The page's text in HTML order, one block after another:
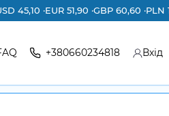
45,10 ·EUR 51,90 ·GBP 60,60 ·PLN
+380660234818 Вхід